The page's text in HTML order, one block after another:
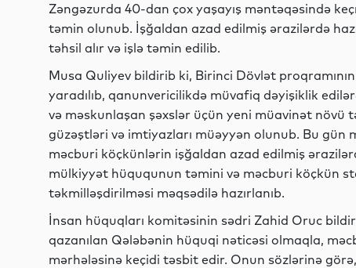
Zəngəzurda 40-dan çox yaşayış məntəqəsində
təmin olunub. İşğaldan azad edilmiş ərazilərdə
təhsil alır və işlə təmin edilib.
Musa Quliyev bildirib ki, Birinci Dövlət
yaradılıb, qanunvericilikdə müvafiq dəyişiklik
və məskunlaşan şəxslər üçün yeni müavinət növü
güzəştləri və imtiyazları müəyyən olunub. Bu
məcburi köçkünlərin işğaldan azad edilmiş
mülkiyyət hüququnun təmini və məcburi köçkün
təkmilləşdirilməsi məqsədilə hazırlanıb.
İnsan hüquqları komitəsinin sədri Zahid Oruc
qazanılan Qələbənin hüquqi nəticəsi olmaqla,
mərhələsinə keçidi təsbit edir. Onun sözlərinə